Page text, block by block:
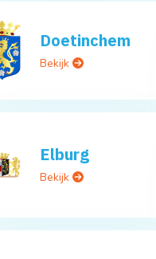
Doetinchem
Bekijk
Elburg
Bekijk